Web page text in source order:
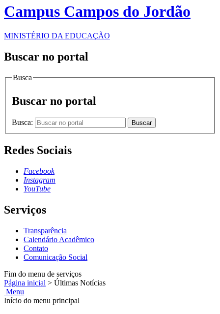
Campus Campos do Jordão
MINISTÉRIO DA EDUCAÇÃO
Buscar no portal
Busca
Buscar no portal
Busca: Buscar
Redes Sociais
Facebook
Instagram
YouTube
Serviços
Transparência
Calendário Acadêmico
Contato
Comunicação Social
Fim do menu de serviços
Página inicial > Últimas Notícias
Menu
Início do menu principal